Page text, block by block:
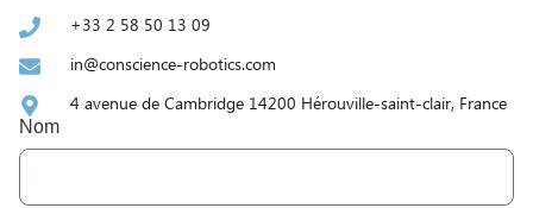
+33 2 58 50 13 09
in@conscience-robotics.com
4 avenue de Cambridge 14200 Hérouville-saint-clair, France
Nom